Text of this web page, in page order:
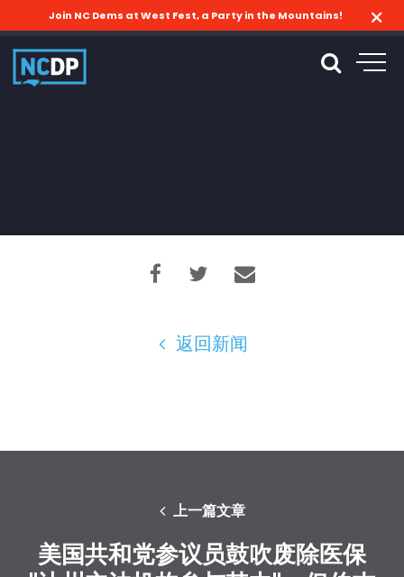
Join NC Dems at West Fest, a Party in the Mountains!
返回新闻
上一篇文章
美国共和党参议员鼓吹废除医保